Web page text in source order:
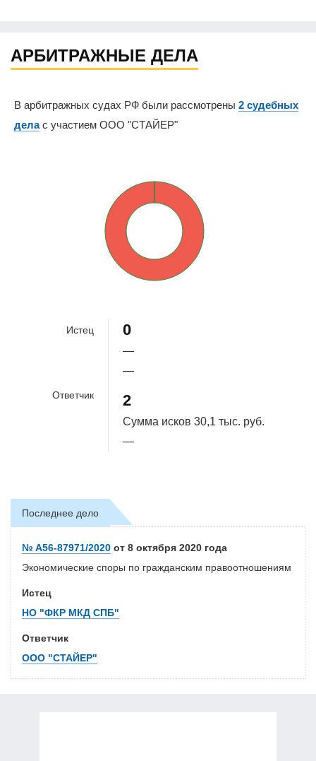
АРБИТРАЖНЫЕ ДЕЛА
В арбитражных судах РФ были рассмотрены 2 судебных
делас участием ООО "СТАЙЕР"
Истец
Ответчик
0
—
—
2
Сумма исков 30,1 тыс. руб.
—
Последнее дело
№ А56-87971/2020 от 8 октября 2020 года
Экономические споры по гражданским правоотношениям
Истец
НО "ФКР МКД СПБ"
Ответчик
ООО "СТАЙЕР"